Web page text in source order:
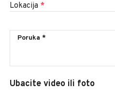
Lokacija *
Ubacite video ili foto